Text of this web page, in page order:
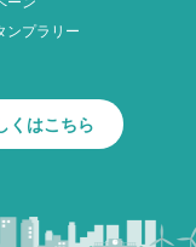
ンプラリー
くはこちら